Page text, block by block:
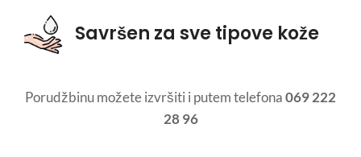
Savršen za sve tipove kože
Porudžbinu možete izvršiti i putem telefona069 222
28 96